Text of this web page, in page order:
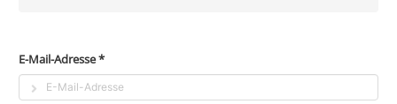
E-Mail-Adresse *